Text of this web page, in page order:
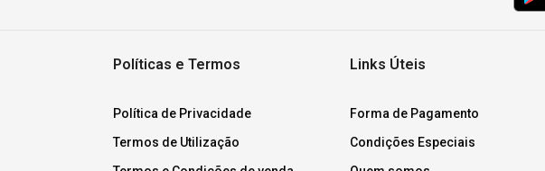
Políticas e Termos
Política de Privacidade
Termos de Utilização
Links Úteis
Forma de Pagamento
Condições Especiais